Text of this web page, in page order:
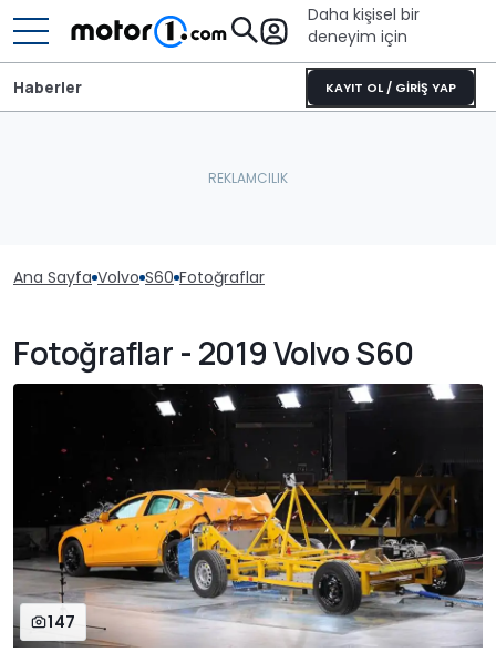
Daha kişisel bir
deneyim için
KAYIT OL / GİRİŞ YAP
Haberler
Ana Sayfa Volvo S60 Fotoğraflar
Fotoğraflar - 2019 Volvo S60
147